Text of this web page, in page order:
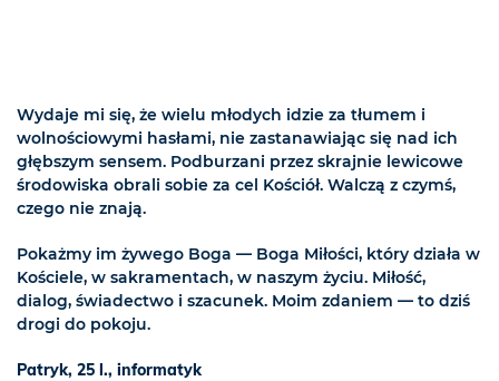
Wydaje mi się, że wielu młodych idzie za tłumem i
wolnościowymi hasłami, nie zastanawiając się nad ich
głębszym sensem. Podburzani przez skrajnie lewicowe
środowiska obrali sobie za cel Kościół. Walczą z czymś,
czego nie znają.
Pokażmy im żywego Boga — Boga Miłości, który działa w
Kościele, w sakramentach, w naszym życiu. Miłość,
dialog, świadectwo i szacunek. Moim zdaniem — to dziś
drogi do pokoju.
Patryk, 25 l., informatyk